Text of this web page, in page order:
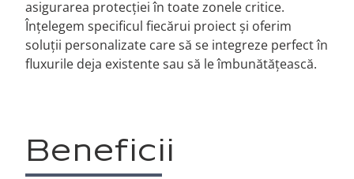
asigurarea protecției în toate zonele critice.
Înțelegem specificul fiecărui proiect și oferim
soluții personalizate care să se integreze perfect în
fluxurile deja existente sau să le îmbunătățească.
Beneficii